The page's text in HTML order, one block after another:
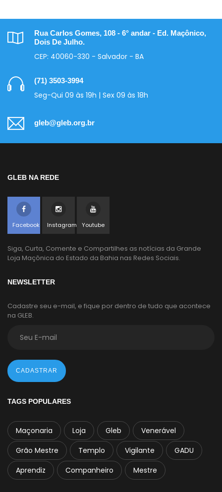
Rua Carlos Gomes, 108 - 6° andar - Ed. Maçônico,
Dois De Julho.
CEP: 40060-330 - Salvador - BA
(71) 3503-3994
Seg-Qui 09 às 19h | Sex 09 às 18h
gleb@gleb.org.br
GLEB NA REDE
Facebook Instagram Youtube
Siga, Curta, Comente e Compartilhes as notícias da Grande
Loja Maçônica do Estado da Bahia nas Redes Sociais.
NEWSLETTER
Cadastre seu e-mail, e fique por dentro de tudo que acontece
na GLEB.
CADASTRAR
TAGS POPULARES
Maçonaria Loja Gleb
Venerável
Grão Mestre
Templo Vigilante
GADU
Aprendiz
Companheiro Mestre